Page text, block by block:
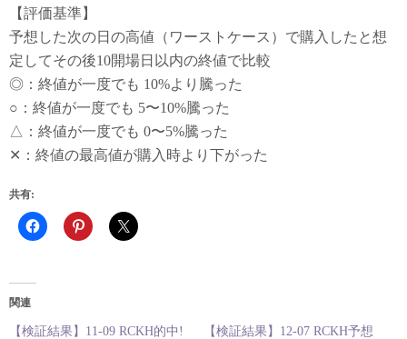
【評価基準】
予想した次の日の高値（ワーストケース）で購入したと想
定してその後10開場日以内の終値で比較
◎：終値が一度でも 10%より騰った
○：終値が一度でも 5〜10%騰った
△：終値が一度でも 0〜5%騰った
✕：終値の最高値が購入時より下がった
共有:
関連
【検証結果】11-09 RCKH的中!
【検証結果】12-07 RCKH予想